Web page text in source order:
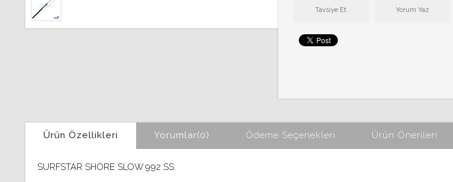
Tavsiye Et Yorum Yaz
Ürün Özellikleri Yorumlar(0) Ödeme Seçenekleri Ürün Önerileri
SURFSTAR SHORE SLOW 992 SS: